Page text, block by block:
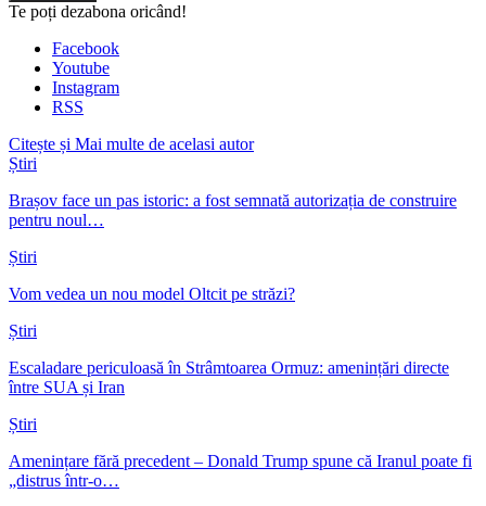
Te poți dezabona oricând!
Facebook
Youtube
Instagram
RSS
Citește și Mai multe de acelasi autor
Știri
Brașov face un pas istoric: a fost semnată autorizația de construire
pentru noul…
Știri
Vom vedea un nou model Oltcit pe străzi?
Știri
Escaladare periculoasă în Strâmtoarea Ormuz: amenințări directe
între SUA și Iran
Știri
Amenințare fără precedent – Donald Trump spune că Iranul poate fi
„distrus într-o…